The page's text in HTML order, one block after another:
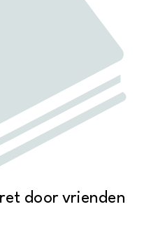
door vrienden